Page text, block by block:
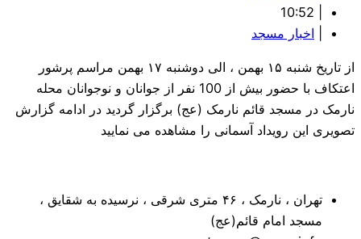
10:52
اخبار مسجد
از تاریخ شنبه ۱۵ بهمن ، الی دوشنبه ۱۷ بهمن مراسم پرشور
اعتکاف با حضور بیش از 100 نفر از جوانان و نوجوانان محله
نارمک در مسجد قائم نارمک (عج) برگزار گردید در ادامه گزارش
تصویری این رویداد آسمانی را مشاهده می نمایید
تهران ، نارمک ، ۴۶ متری شرقی ، نرسیده به شقایق ،
مسجد امام قائم(عج)